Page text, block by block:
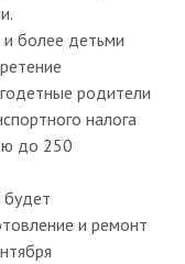
более детьми
родители
налога
до 250
и ремонт